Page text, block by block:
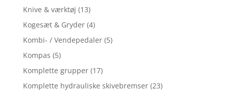
Knive & værktøj (13)
Kogesæt & Gryder (4)
Kombi- / Vendepedaler (5)
Kompas (5)
Komplette grupper (17)
Komplette hydrauliske skivebremser (23)